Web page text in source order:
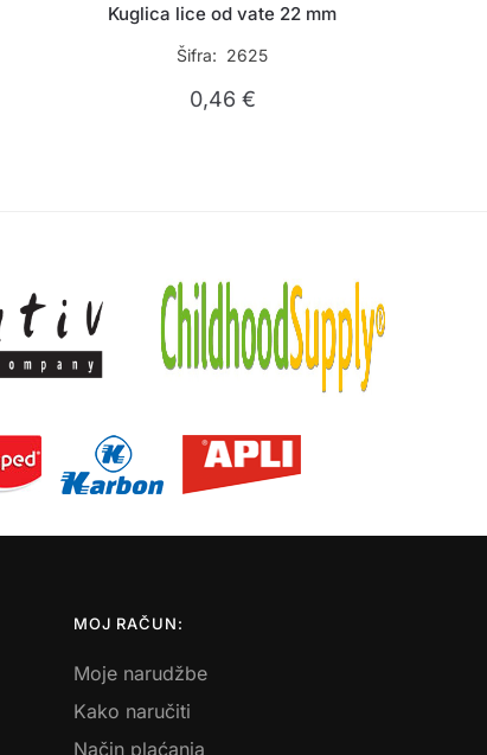
Kuglica lice od vate 22 mm
Šifra: 2625
0,46 €
MOJ RAČUN:
Moje narudžbe
Kako naručiti
Način plaćanja